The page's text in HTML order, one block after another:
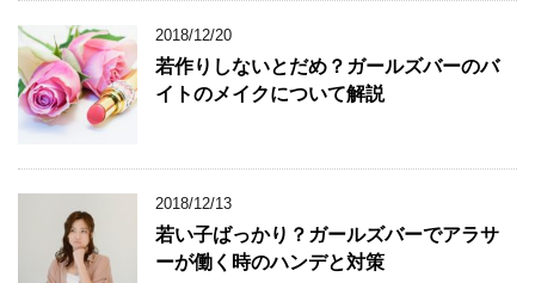
2018/12/20
若作りしないとだめ？ガールズバーのバ
イトのメイクについて解説
2018/12/13
若い子ばっかり？ガールズバーでアラサ
ーが働く時のハンデと対策